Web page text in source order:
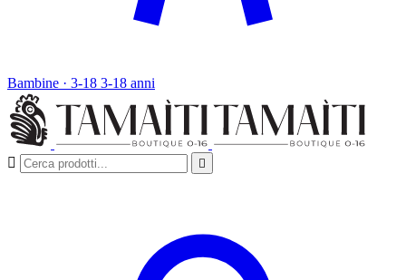
Bambine · 3-18 3-18 anni
 